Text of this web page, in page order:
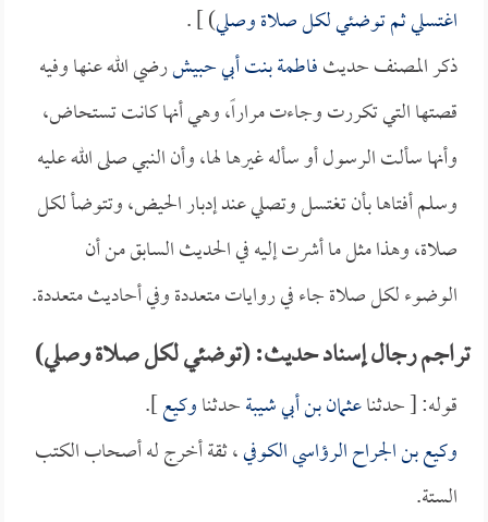
اغتسلي ثم توضئي لكل صلاة وصلي) ] .
ذكر المصنف حديثفاطمة بنت أبي حبيشرضي الله عنها وفيه
قصتها التي تكررت وجاءت مراراً، وهي أنها كانت تستحاض،
وأنها سألت الرسول أو سأله غيرها لها، وأن النبي صلى الله عليه
وسلم أفتاها بأن تغتسل وتصلي عند إدبار الحيض، وتتوضأ لكل
صلاة، وهذا مثل ما أشرت إليه في الحديث السابق من أن
الوضوء لكل صلاة جاء في روايات متعددة وفي أحاديث متعددة.
تراجم رجال إسناد حديث: (توضئي لكل صلاة وصلي)
قوله: [ حدثناعثمان بن أبي شيبةحدثناوكيع].
وكيع بن الجراح الرؤاسي الكوفي، ثقة أخرج له أصحاب الكتب
الستة.